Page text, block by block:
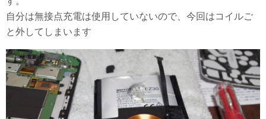
自分は無接点充電は使用していないので、今回はコイルご
と外してしまいます